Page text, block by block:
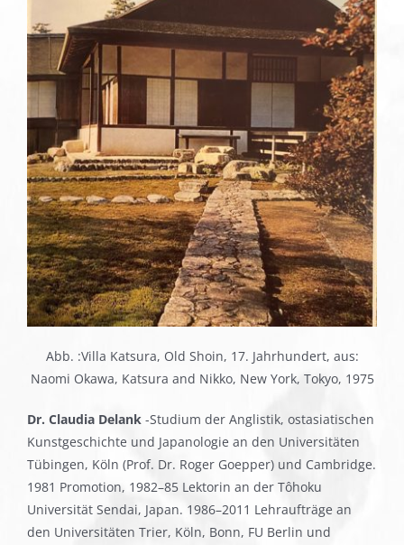
Abb. :Villa Katsura, Old Shoin, 17. Jahrhundert, aus:
Naomi Okawa, Katsura and Nikko, New York, Tokyo, 1975
Dr. Claudia Delank -Studium der Anglistik, ostasiatischen
Kunstgeschichte und Japanologie an den Universitäten
Tübingen, Köln (Prof. Dr. Roger Goepper) und Cambridge.
1981 Promotion, 1982–85 Lektorin an der Tôhoku
Universität Sendai, Japan. 1986–2011 Lehraufträge an
den Universitäten Trier, Köln, Bonn, FU Berlin und